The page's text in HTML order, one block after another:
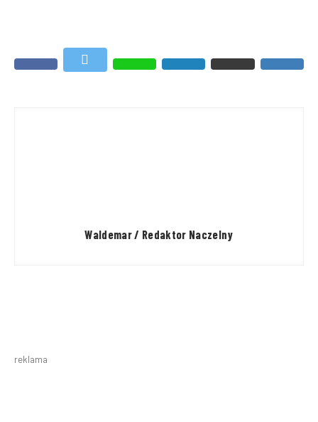
Waldemar / Redaktor Naczelny
reklama